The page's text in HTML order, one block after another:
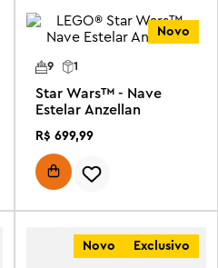
Novo
1
9
Star Wars™ - Nave
Estelar Anzellan
R$ 699,99
Novo Exclusivo